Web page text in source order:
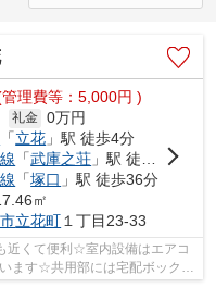
理費等：5,000円 )
礼金 0万円
「立花 」駅 徒歩4分
「武庫之荘 」駅 徒歩28分
「塚口 」駅 徒歩36分
㎡
立花町１丁目23-33
近くて便利☆室内設備はエアコ
ます☆共用部には宅配ボックス